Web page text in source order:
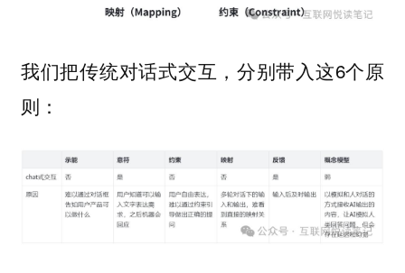
我们把传统对话式交互，分别带入这6个原
则：